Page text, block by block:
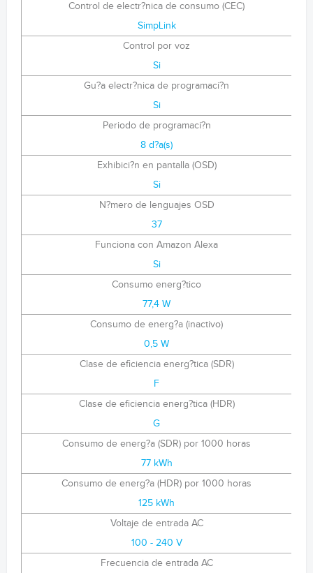
Control de electr?nica de consumo (CEC)
SimpLink
Control por voz
Si
Gu?a electr?nica de programaci?n
Si
Periodo de programaci?n
8 d?a(s)
Exhibici?n en pantalla (OSD)
Si
N?mero de lenguajes OSD
37
Funciona con Amazon Alexa
Si
Consumo energ?tico
77,4 W
Consumo de energ?a (inactivo)
0,5 W
Clase de eficiencia energ?tica (SDR)
F
Clase de eficiencia energ?tica (HDR)
G
Consumo de energ?a (SDR) por 1000 horas
77 kWh
Consumo de energ?a (HDR) por 1000 horas
125 kWh
Voltaje de entrada AC
100 - 240 V
Frecuencia de entrada AC